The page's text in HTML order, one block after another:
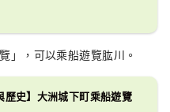
」，可以乘船遊覽肱川。
歷史】大洲城下町乘船遊覽